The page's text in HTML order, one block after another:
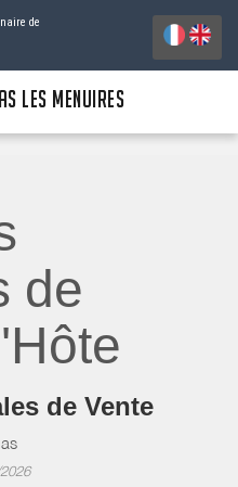
de
LES MENUIRES
de
de Vente